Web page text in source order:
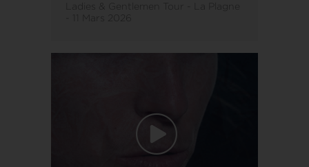
- 11 Mars 2026